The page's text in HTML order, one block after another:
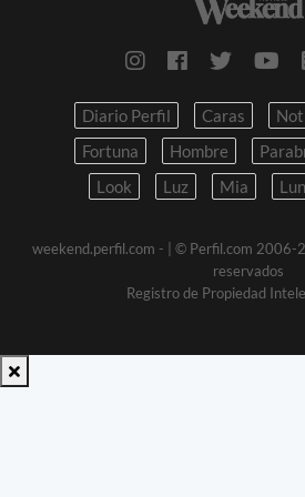
Diario Perfil Caras
Fortuna
Hombre
Look
Luz Mia
weekend.perfil.com -
| © Perfil.com 2006-
reservados
Registro de Propiedad